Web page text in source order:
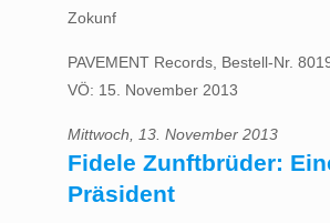
Zokunf
PAVEMENT Records, Bestell-Nr.
VÖ: 15. November 2013
Mittwoch, 13. November 2013
Fidele Zunftbrüder:
Präsident